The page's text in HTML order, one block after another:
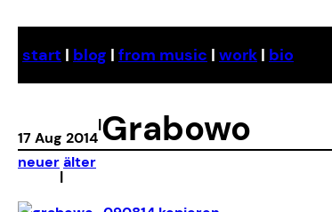
content
start | blog | from music | work | bio
17 Aug 2014
|Grabowo
neuer
|
älter